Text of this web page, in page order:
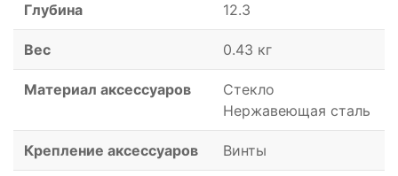
Глубина 12.3
Вес 0.43 кг
Материал аксессуаров
Стекло
Нержавеющая сталь
Крепление аксессуаров Винты